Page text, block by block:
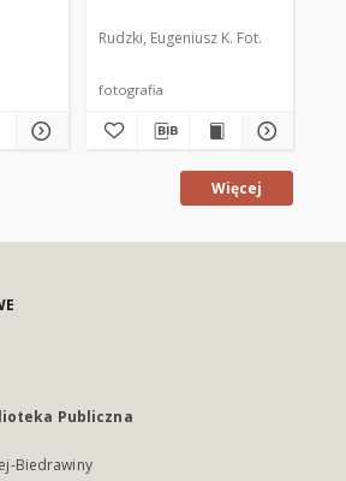
Rudzki, Eugeniusz K. Fot.
fotografia
Więcej
Publiczna
Biedrawiny